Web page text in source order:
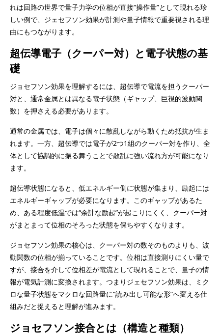
れは回路の世界で量子力学の位相が直接“操作量”として現れる珍
しい例で、ジェセフソン効果が計測や量子情報で重要視される理
由にもつながります。
超伝導電子（クーパー対）と電子状態の基
礎
ジョセフソン効果を理解するには、超伝導で電流を担うクーパー
対と、通常金属とは異なる電子状態（ギャップ、巨視的波動関
数）を押さえる必要があります。
通常の金属では、電子は個々に散乱しながら動くため抵抗が生ま
れます。一方、超伝導では電子が2つ1組のクーパー対を作り、全
体として協調的に振る舞うことで散乱に強い流れ方が可能になり
ます。
超伝導状態になると、低エネルギー側に状態が集まり、励起には
エネルギーギャップが必要になります。このギャップがあるた
め、ある程度低温では“余計な励起”が起こりにくく、クーパー対
がまとまって位相のそろった状態を保ちやすくなります。
ジョセフソン効果の核心は、クーパー対の数そのものよりも、波
動関数の位相が揃っていることです。位相は直接測りにくい量で
すが、接合を介して位相差が電流として現れることで、量子の情
報が電気計測に変換されます。つまりジェセフソン効果は、ミク
ロな量子状態をマクロな回路量に“読み出し可能な形”へ変える仕
組みだと捉えると理解が進みます。
ジョセフソン接合とは（構造と種類）